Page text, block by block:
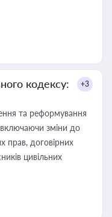
кодексу:
+3
та реформування
включаючи зміни до
прав, договірних
цивільних